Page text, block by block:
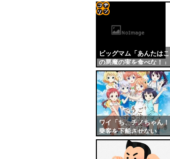
ビッグマム「あんたはこ
の悪魔の実を食べな！」
クラッカー「叩けばビス
ケットが増える能力
か…」
ワイ「ち、チノちゃん！
乗客を下船させない
で！」チノ「うるさいで
すね……」
- 固
定リ
ンク
自動
更新
ツー
ル